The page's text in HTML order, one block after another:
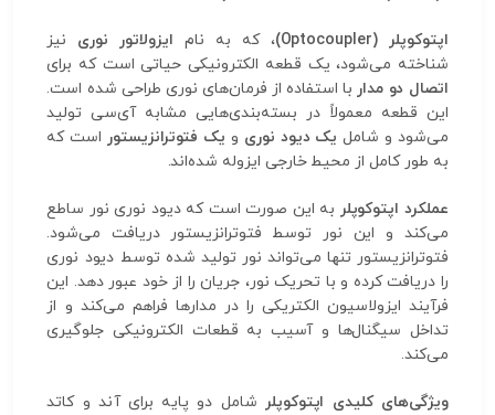
اپتوکوپلر (Optocoupler) ، که به نام ایزولاتور نوری نیز
شناخته می‌شود، یک قطعه الکترونیکی حیاتی است که برای
اتصال دو مدار با استفاده از فرمان‌های نوری طراحی شده است.
این قطعه معمولاً در بسته‌بندی‌هایی مشابه آی‌سی تولید
می‌شود و شامل یک دیود نوری و یک فتوترانزیستور است که
به طور کامل از محیط خارجی ایزوله شده‌اند.
عملکرد اپتوکوپلر به این صورت است که دیود نوری نور ساطع
می‌کند و این نور توسط فتوترانزیستور دریافت می‌شود.
فتوترانزیستور تنها می‌تواند نور تولید شده توسط دیود نوری
را دریافت کرده و با تحریک نور، جریان را از خود عبور دهد. این
فرآیند ایزولاسیون الکتریکی را در مدارها فراهم می‌کند و از
تداخل سیگنال‌ها و آسیب به قطعات الکترونیکی جلوگیری
می‌کند.
ویژگی‌های کلیدی اپتوکوپلر شامل دو پایه برای آند و کاتد